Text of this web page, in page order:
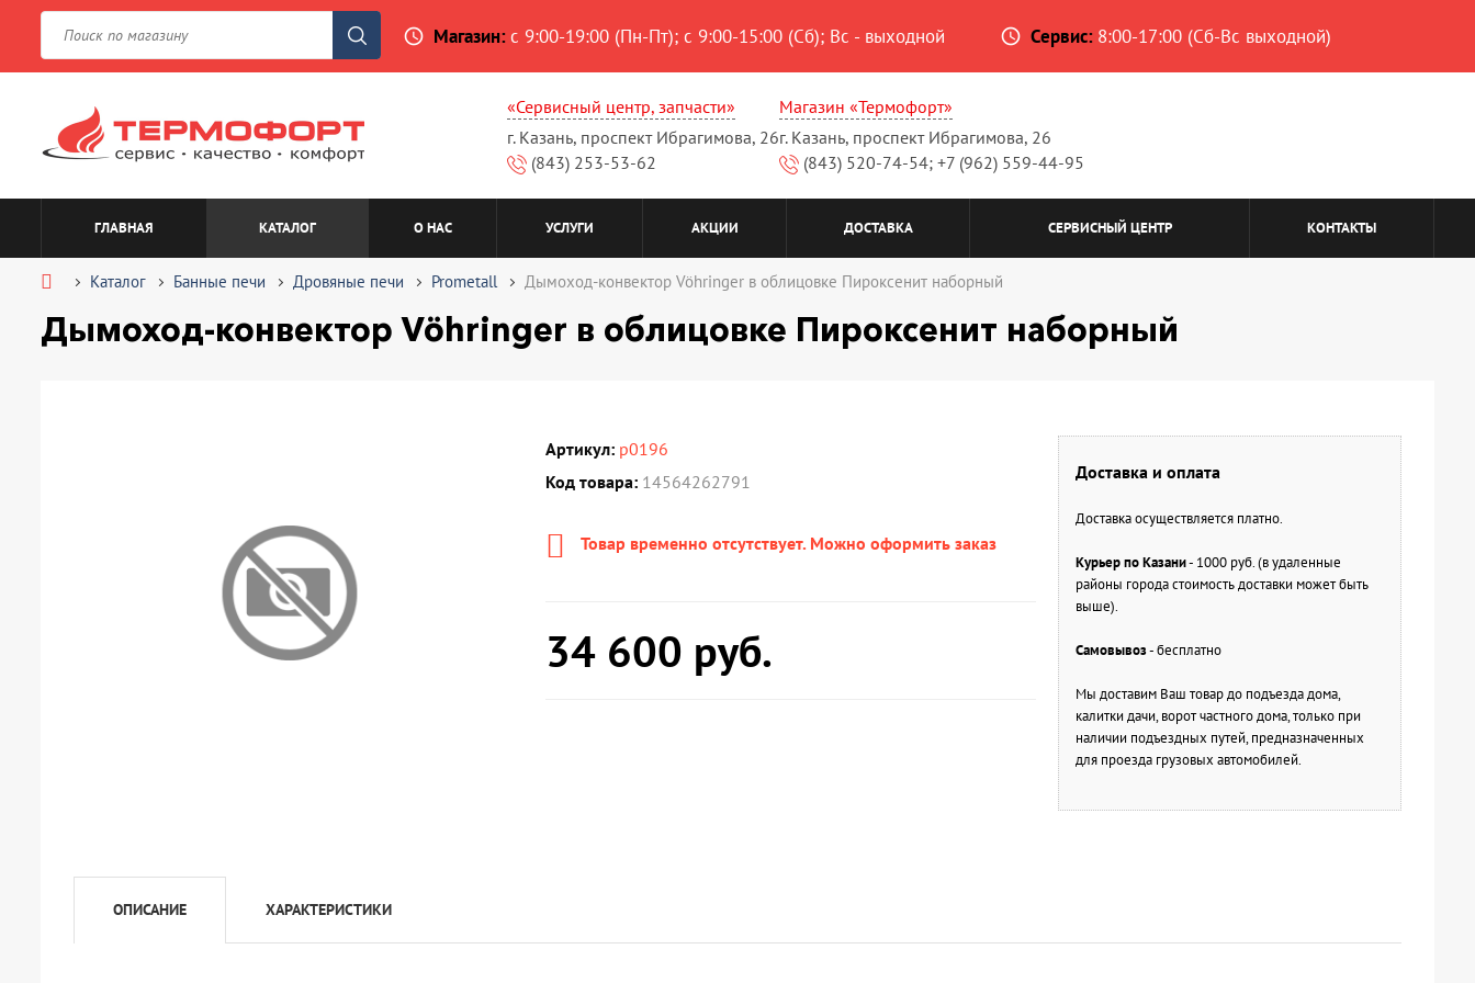
access_time Магазин:с 9:00-19:00 (Пн-Пт); с 9:00-15:00 (Сб); Вс - выходной access_time Сервис: 8:00-17:00 (Сб-Вс выходной)
«Сервисный центр, запчасти»
г. Казань, проспект Ибрагимова, 26
(843) 253-53-62
Магазин «Термофорт»
г. Казань, проспект Ибрагимова, 26
(843) 520-74-54; +7 (962) 559-44-95
ГЛАВНАЯ КАТАЛОГ О НАС УСЛУГИ АКЦИИ ДОСТАВКА СЕРВИСНЫЙ ЦЕНТР КОНТАКТЫ
Каталог Банные печи Дровяные печи Prometall Дымоход-конвектор Vöhringer в облицовке Пироксенит наборный
Дымоход-конвектор Vöhringer в облицовке Пироксенит наборный
Артикул: p0196
Код товара: 14564262791
Товар временно отсутствует. Можно оформить заказ
34 600 руб.
Доставка и оплата
Доставка осуществляется платно.
Курьер по Казани- 1000 руб. (в удаленные
районы города стоимость доставки может быть
выше).
Самовывоз- бесплатно
Мы доставим Ваш товар до подъезда дома,
калитки дачи, ворот частного дома, только при
наличии подъездных путей, предназначенных
для проезда грузовых автомобилей.
ОПИСАНИЕ ХАРАКТЕРИСТИКИ